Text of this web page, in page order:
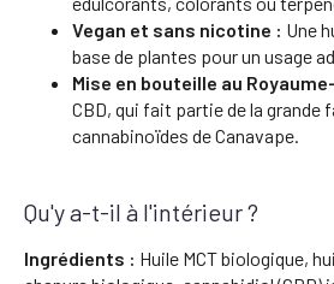
Vegan et sans nicotine : Une
base de plantes pour un usage
Mise en bouteille au
CBD, qui fait partie de la grande
cannabinoïdes de Canavape.
Qu'y a-t-il à l'intérieur ?
Ingrédients : Huile MCT biologique,